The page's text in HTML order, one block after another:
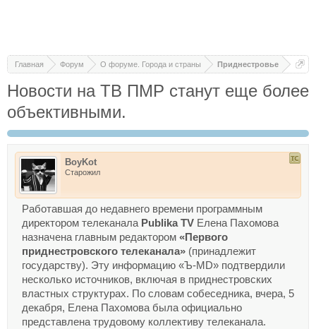
Главная Форум О форуме. Города и страны Приднестровье
Новости на ТВ ПМР станут еще более
объективными.
BoyKot
Старожил
Работавшая до недавнего времени программным
директором телеканала Publika TV Елена Пахомова
назначена главным редактором «Первого
приднестровского телеканала» (принадлежит
государству). Эту информацию «Ъ-MD» подтвердили
несколько источников, включая в приднестровских
властных структурах. По словам собеседника, вчера, 5
декабря, Елена Пахомова была официально
представлена трудовому коллективу телеканала.